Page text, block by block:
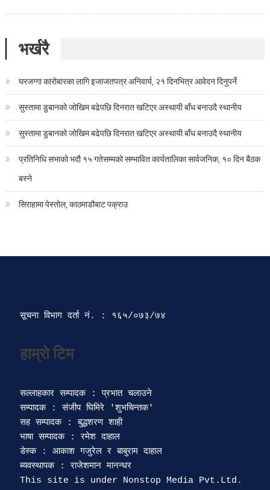
भर्खरै
घरजग्गा कारोबारका लागि इजाजतपत्र अनिवार्य, २१ दिनभित्र आवेदन दिनुपर्ने
सुस्तामा डुबानको जोखिम बढेपछि दिनरात खटिएर अस्थायी बाँध बनाउदै स्थानीय
सुस्तामा डुबानको जोखिम बढेपछि दिनरात खटिएर अस्थायी बाँध बनाउदै स्थानीय
प्रतिनिधि सभाको भदौ १५ गतेसम्मको सम्भावित कार्यतालिका सार्वजनिक, १० दिन बैठक
बस्ने
सिराहामा पेस्तोल, काठमाडौबाट पक्राउ
सूचना विभाग दर्ता‍ नं. : १६५/०७३/७४
हाम्रो टिम
सल्लाहकार सम्पादक : प्रभात चलाउने
सम्पादक : संजीप घिमिरे 'शुभचिन्तक'
सह सम्पादक : बुद्धशरण शाही
भाषा सम्पादक : रमेश दाहाल
डेस्क : आकाश गजुरेल र बाबुराम दाहाल
ब्यवस्थापक : राजेशमान मानन्धर